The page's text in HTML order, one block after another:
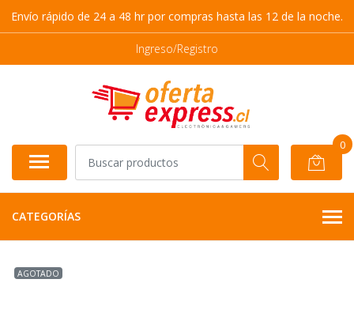
Envío rápido de 24 a 48 hr por compras hasta las 12 de la noche.
Ingreso/Registro
0
CATEGORÍAS
AGOTADO